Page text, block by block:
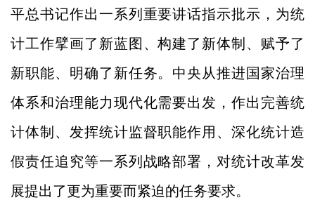
平总书记作出一系列重要讲话指示批示，为统
计工作擘画了新蓝图、构建了新体制、赋予了
新职能、明确了新任务。中央从推进国家治理
体系和治理能力现代化需要出发，作出完善统
计体制、发挥统计监督职能作用、深化统计造
假责任追究等一系列战略部署，对统计改革发
展提出了更为重要而紧迫的任务要求。